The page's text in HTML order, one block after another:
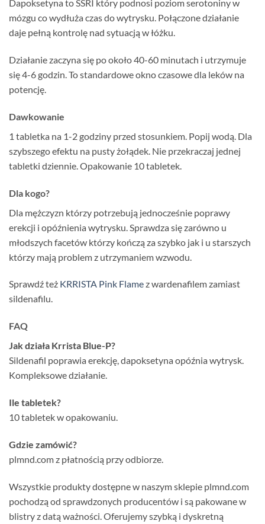
Dapoksetyna to SSRI który podnosi poziom serotoniny w
mózgu co wydłuża czas do wytrysku. Połączone działanie
daje pełną kontrolę nad sytuacją w łóżku.
Działanie zaczyna się po około 40-60 minutach i utrzymuje
się 4-6 godzin. To standardowe okno czasowe dla leków na
potencję.
Dawkowanie
1 tabletka na 1-2 godziny przed stosunkiem. Popij wodą. Dla
szybszego efektu na pusty żołądek. Nie przekraczaj jednej
tabletki dziennie. Opakowanie 10 tabletek.
Dla kogo?
Dla mężczyzn którzy potrzebują jednocześnie poprawy
erekcji i opóźnienia wytrysku. Sprawdza się zarówno u
młodszych facetów którzy kończą za szybko jak i u starszych
którzy mają problem z utrzymaniem wzwodu.
Sprawdź też KRRISTA Pink Flamez wardenafilem zamiast
sildenafilu.
FAQ
Jak działa Krrista Blue-P?
Sildenafil poprawia erekcję, dapoksetyna opóźnia wytrysk.
Kompleksowe działanie.
Ile tabletek?
10 tabletek w opakowaniu.
Gdzie zamówić?
plmnd.com z płatnością przy odbiorze.
Wszystkie produkty dostępne w naszym sklepie plmnd.com
pochodzą od sprawdzonych producentów i są pakowane w
blistry z datą ważności. Oferujemy szybką i dyskretną